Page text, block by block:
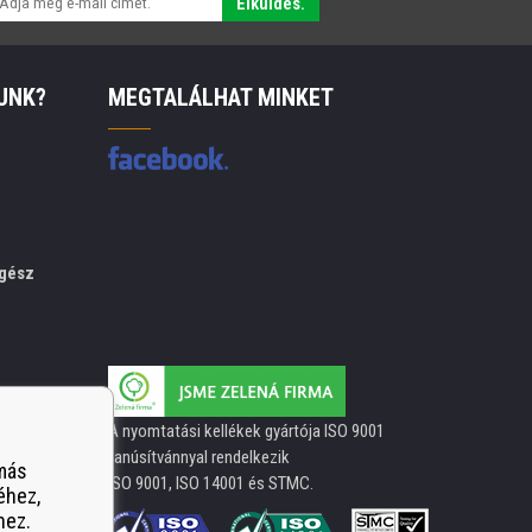
MEGTALÁLHAT MINKET
A nyomtatási kellékek gyártója ISO 9001
tanúsítvánnyal rendelkezik
ISO 9001, ISO 14001 és STMC.